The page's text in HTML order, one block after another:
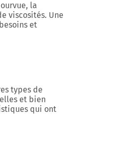
la
viscosités. Une
et
types de
et bien
qui ont